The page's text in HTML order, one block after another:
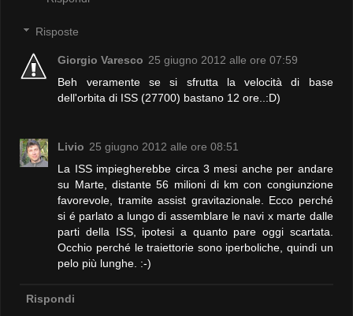
Risposte
Giorgio Varesco 25 giugno 2012 alle ore 07:59
Beh veramente se si sfrutta la velocità di base
dell'orbita di ISS (27700) bastano 12 ore..:D)
Livio 25 giugno 2012 alle ore 08:51
La ISS impiegherebbe circa 3 mesi anche per andare
su Marte, distante 56 milioni di km con congiunzione
favorevole, tramite assist gravitazionale. Ecco perché
si é parlato a lungo di assemblare le navi x marte dalle
parti della ISS, ipotesi a quanto pare oggi scartata.
Occhio perché le traiettorie sono iperboliche, quindi un
pelo più lunghe. :-)
Rispondi